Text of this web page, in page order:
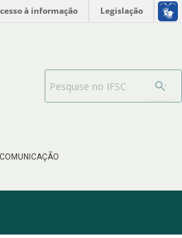
à informação Legislação
COMUNICAÇÃO
Barra de busca